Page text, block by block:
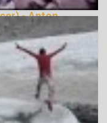
- Anton